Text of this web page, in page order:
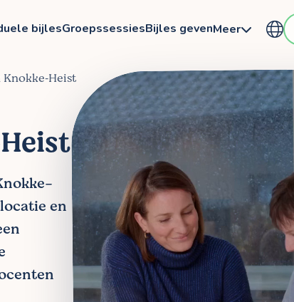
bijlesGroepssessiesBijles gevenMeer
en